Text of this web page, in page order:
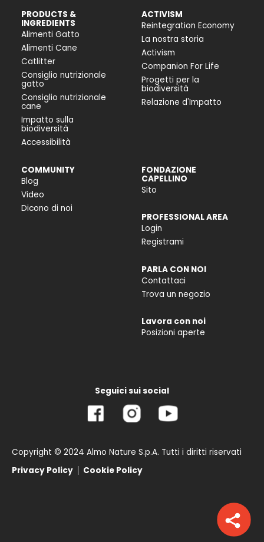
PRODUCTS &
INGREDIENTS
Alimenti Gatto
Alimenti Cane
Catlitter
Consiglio nutrizionale
gatto
Consiglio nutrizionale
cane
Impatto sulla
biodiversità
Accessibilità
ACTIVISM
Reintegration Economy
La nostra storia
Activism
Companion For Life
Progetti per la
biodiversità
Relazione d'Impatto
COMMUNITY
Blog
Video
Dicono di noi
FONDAZIONE
CAPELLINO
Sito
PROFESSIONAL AREA
Login
Registrami
PARLA CON NOI
Contattaci
Trova un negozio
Lavora con noi
Posizioni aperte
Seguici sui social
Copyright © 2024 Almo Nature S.p.A. Tutti i diritti riservati
Privacy Policy
Cookie Policy